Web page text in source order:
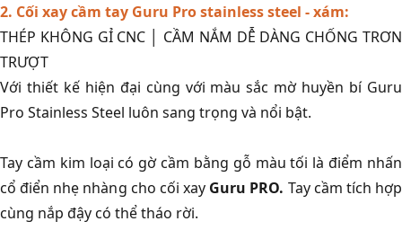
2. Cối xay cầm tay Guru Pro stainless steel - xám:
THÉP KHÔNG GỈ CNC │ CẦM NẮM DỄ DÀNG CHỐNG TRƠN
TRƯỢT
Với thiết kế hiện đại cùng với màu sắc mờ huyền bí Guru
Pro Stainless Steel luôn sang trọng và nổi bật.
Tay cầm kim loại có gờ cầm bằng gỗ màu tối là điểm nhấn
cổ điển nhẹ nhàng cho cối xay Guru PRO. Tay cầm tích hợp
cùng nắp đậy có thể tháo rời.